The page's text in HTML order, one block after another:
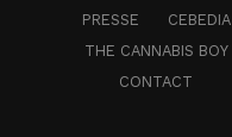
PRESSE
CEBEDIA
THE CANNABIS BOY
CONTACT